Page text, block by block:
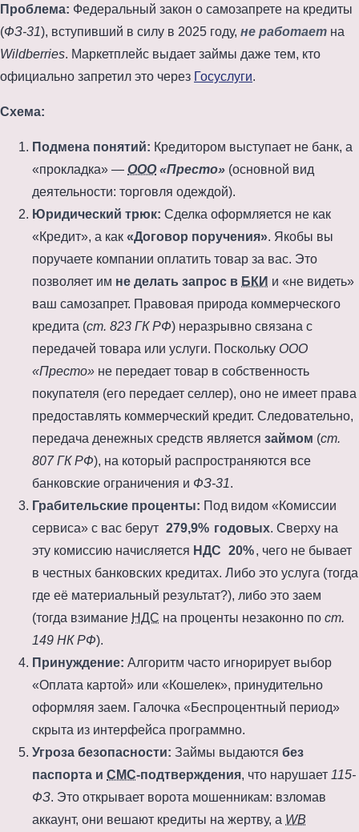
Проблема: Федеральный закон о самозапрете на кредиты
(ФЗ-31), вступивший в силу в 2025 году, не работает на
Wildberries. Маркетплейс выдает займы даже тем, кто
официально запретил это через Госуслуги.
Схема:
Подмена понятий: Кредитором выступает не банк, а
«прокладка» — ООО«Престо» (основной вид
деятельности: торговля одеждой).
Юридический трюк: Сделка оформляется не как
«Кредит», а как «Договор поручения». Якобы вы
поручаете компании оплатить товар за вас. Это
позволяет им не делать запрос в БКИ и «не видеть»
ваш самозапрет. Правовая природа коммерческого
кредита (ст. 823 ГК РФ) неразрывно связана с
передачей товара или услуги. Поскольку ООО
«Престо» не передает товар в собственность
покупателя (его передает селлер), оно не имеет права
предоставлять коммерческий кредит. Следовательно,
передача денежных средств является займом (ст.
807 ГК РФ), на который распространяются все
банковские ограничения и ФЗ-31.
Грабительские проценты: Под видом «Комиссии
сервиса» с вас берут 279,9% годовых. Сверху на
эту комиссию начисляется НДС 20% , чего не бывает
в честных банковских кредитах. Либо это услуга (тогда
где её материальный результат?), либо это заем
(тогда взимание НДС на проценты незаконно по ст.
149 НК РФ).
Принуждение: Алгоритм часто игнорирует выбор
«Оплата картой» или «Кошелек», принудительно
оформляя заем. Галочка «Беспроцентный период»
скрыта из интерфейса программно.
Угроза безопасности: Займы выдаются без
паспорта и СМС-подтверждения, что нарушает 115-
ФЗ. Это открывает ворота мошенникам: взломав
аккаунт, они вешают кредиты на жертву, а WB